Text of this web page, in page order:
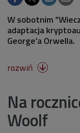
W sobotnim
adaptacja
George’a Orwella.
rozwiń 
Na
Woolf